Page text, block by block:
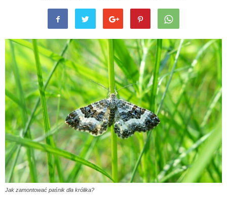
Jak zamontować paśnik dla królika?